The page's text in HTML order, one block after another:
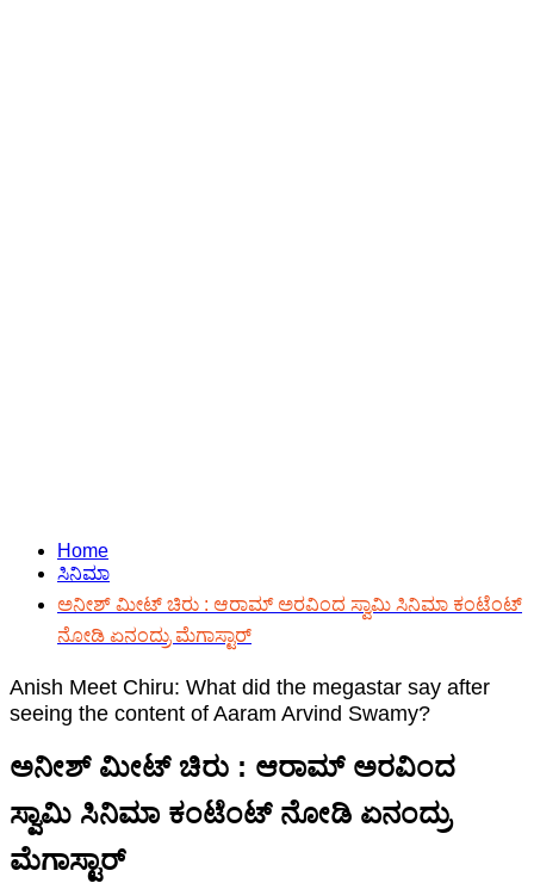
Home
ಸಿನಿಮಾ
ಅನೀಶ್ ಮೀಟ್ ಚಿರು : ಆರಾಮ್ ಅರವಿಂದ ಸ್ವಾಮಿ ಸಿನಿಮಾ ಕಂಟೆಂಟ್
ನೋಡಿ ಏನಂದ್ರು ಮೆಗಾಸ್ಟಾರ್
Anish Meet Chiru: What did the megastar say after
seeing the content of Aaram Arvind Swamy?
ಅನೀಶ್ ಮೀಟ್ ಚಿರು : ಆರಾಮ್ ಅರವಿಂದ
ಸ್ವಾಮಿ ಸಿನಿಮಾ ಕಂಟೆಂಟ್ ನೋಡಿ ಏನಂದ್ರು
ಮೆಗಾಸ್ಟಾರ್